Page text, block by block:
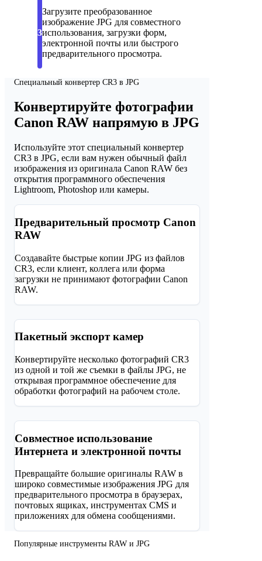
3
Загрузите преобразованное
изображение JPG для совместного
использования, загрузки форм,
электронной почты или быстрого
предварительного просмотра.
Специальный конвертер CR3 в JPG
Конвертируйте фотографии
Canon RAW напрямую в JPG
Используйте этот специальный конвертер
CR3 в JPG, если вам нужен обычный файл
изображения из оригинала Canon RAW без
открытия программного обеспечения
Lightroom, Photoshop или камеры.
Предварительный просмотр Canon
RAW
Создавайте быстрые копии JPG из файлов
CR3, если клиент, коллега или форма
загрузки не принимают фотографии Canon
RAW.
Пакетный экспорт камер
Конвертируйте несколько фотографий CR3
из одной и той же съемки в файлы JPG, не
открывая программное обеспечение для
обработки фотографий на рабочем столе.
Совместное использование
Интернета и электронной почты
Превращайте большие оригиналы RAW в
широко совместимые изображения JPG для
предварительного просмотра в браузерах,
почтовых ящиках, инструментах CMS и
приложениях для обмена сообщениями.
Популярные инструменты RAW и JPG